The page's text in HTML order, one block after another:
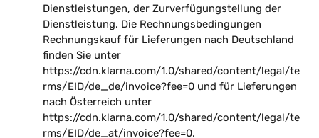
Dienstleistungen, der Zurverfügungstellung der
Dienstleistung. Die Rechnungsbedingungen
Rechnungskauf für Lieferungen nach Deutschland
finden Sie unter
https://cdn.klarna.com/1.0/shared/content/legal/te
rms/EID/de_de/invoice?fee=0 und für Lieferungen
nach Österreich unter
https://cdn.klarna.com/1.0/shared/content/legal/te
rms/EID/de_at/invoice?fee=0.